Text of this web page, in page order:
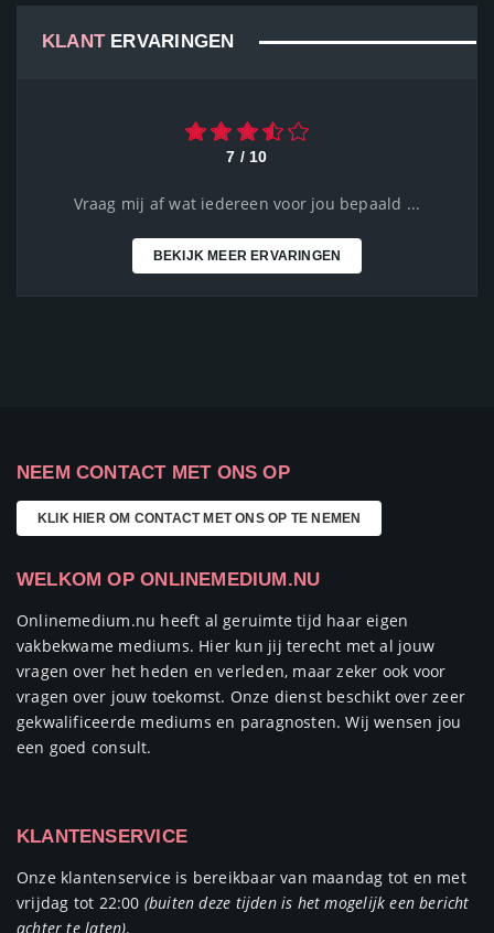
KLANTERVARINGEN
7 / 10
Vraag mij af wat iedereen voor jou bepaald ...
BEKIJK MEER ERVARINGEN
NEEM CONTACT MET ONS OP
KLIK HIER OM CONTACT MET ONS OP TE NEMEN
WELKOM OP ONLINEMEDIUM.NU
Onlinemedium.nu heeft al geruimte tijd haar eigen
vakbekwame mediums. Hier kun jij terecht met al jouw
vragen over het heden en verleden, maar zeker ook voor
vragen over jouw toekomst. Onze dienst beschikt over zeer
gekwalificeerde mediums en paragnosten. Wij wensen jou
een goed consult.
KLANTENSERVICE
Onze klantenservice is bereikbaar van maandag tot en met
vrijdag tot 22:00 (buiten deze tijden is het mogelijk een bericht
achter te laten).